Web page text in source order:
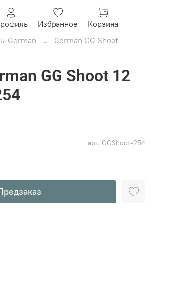
Избранное
Корзина
German German GG Shoot
арт. GGShoot-254
GG Shoot 12